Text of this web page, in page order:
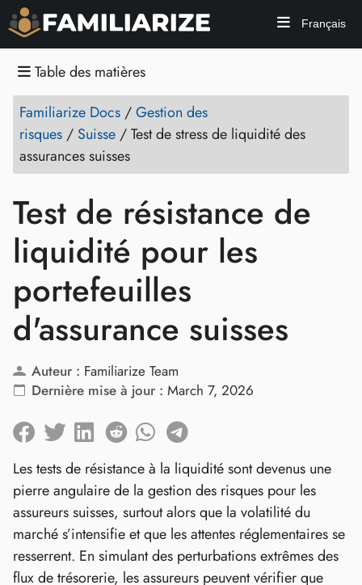
Français
Table des matières
Familiarize Docs /Gestion des
risques / Suisse /Test de stress de liquidité des
assurances suisses
Test de résistance de
liquidité pour les
portefeuilles
d'assurance suisses
Auteur : Familiarize Team
Dernière mise à jour : March 7, 2026
Les tests de résistance à la liquidité sont devenus une
pierre angulaire de la gestion des risques pour les
assureurs suisses, surtout alors que la volatilité du
marché s’intensifie et que les attentes réglementaires se
resserrent. En simulant des perturbations extrêmes des
flux de trésorerie, les assureurs peuvent vérifier que